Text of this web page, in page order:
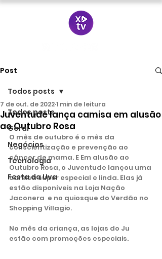
Post
Todos posts
Geral
Negócios
Tecnologia
Festa da Uva
Todos posts
Juventude lança camisa em alusão
ao Outubro Rosa
7 de out. de 20221 min de leitura
O mês de outubro é o mês da
conscientização e prevenção ao
câncer de mama. E Em alusão ao
Outubro Rosa, o Juventude lançou uma
camisa super especial e linda. Elas já
estão disponíveis na Loja Nação
Jaconera  e no quiosque do Verdão no
Shopping Villagio.
No mês da criança, as lojas do Ju
estão com promoções especiais.